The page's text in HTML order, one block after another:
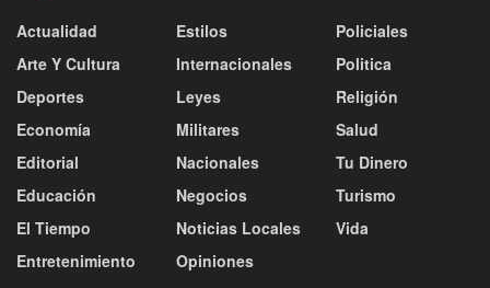
Actualidad
Arte Y Cultura
Deportes
Economía
Editorial
Educación
El Tiempo
Entretenimiento
Estilos
Internacionales
Leyes
Militares
Nacionales
Negocios
Noticias Locales
Opiniones
Policiales
Politica
Religión
Salud
Tu Dinero
Turismo
Vida